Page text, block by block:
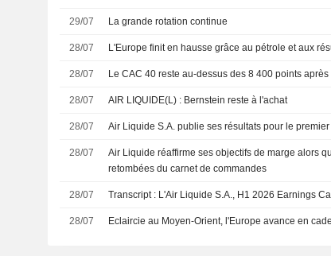
29/07 La grande rotation continue
28/07 L'Europe finit en hausse grâce au pétrole et aux
28/07 Le CAC 40 reste au-dessus des 8 400 points
28/07 AIR LIQUIDE(L) : Bernstein reste à l'achat
28/07 Air Liquide S.A. publie ses résultats pour le
28/07
Air Liquide réaffirme ses objectifs de marge alors
retombées du carnet de commandes
28/07 Transcript : L'Air Liquide S.A., H1 2026 Earnings
28/07 Eclaircie au Moyen-Orient, l'Europe avance en